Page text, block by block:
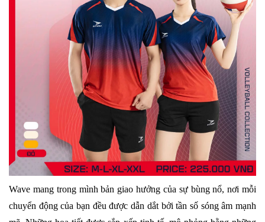
Wave mang trong mình bản giao hưởng của sự bùng nổ, nơi mỗi
chuyển động của bạn đều được dẫn dắt bởi tần số sóng âm mạnh